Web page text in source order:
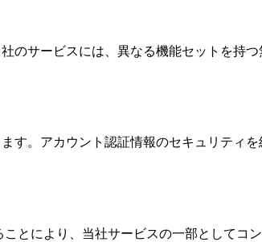
のサービスには、異なる機能セットを持
す。アカウント認証情報のセキュリティ
とにより、当社サービスの一部としてコ